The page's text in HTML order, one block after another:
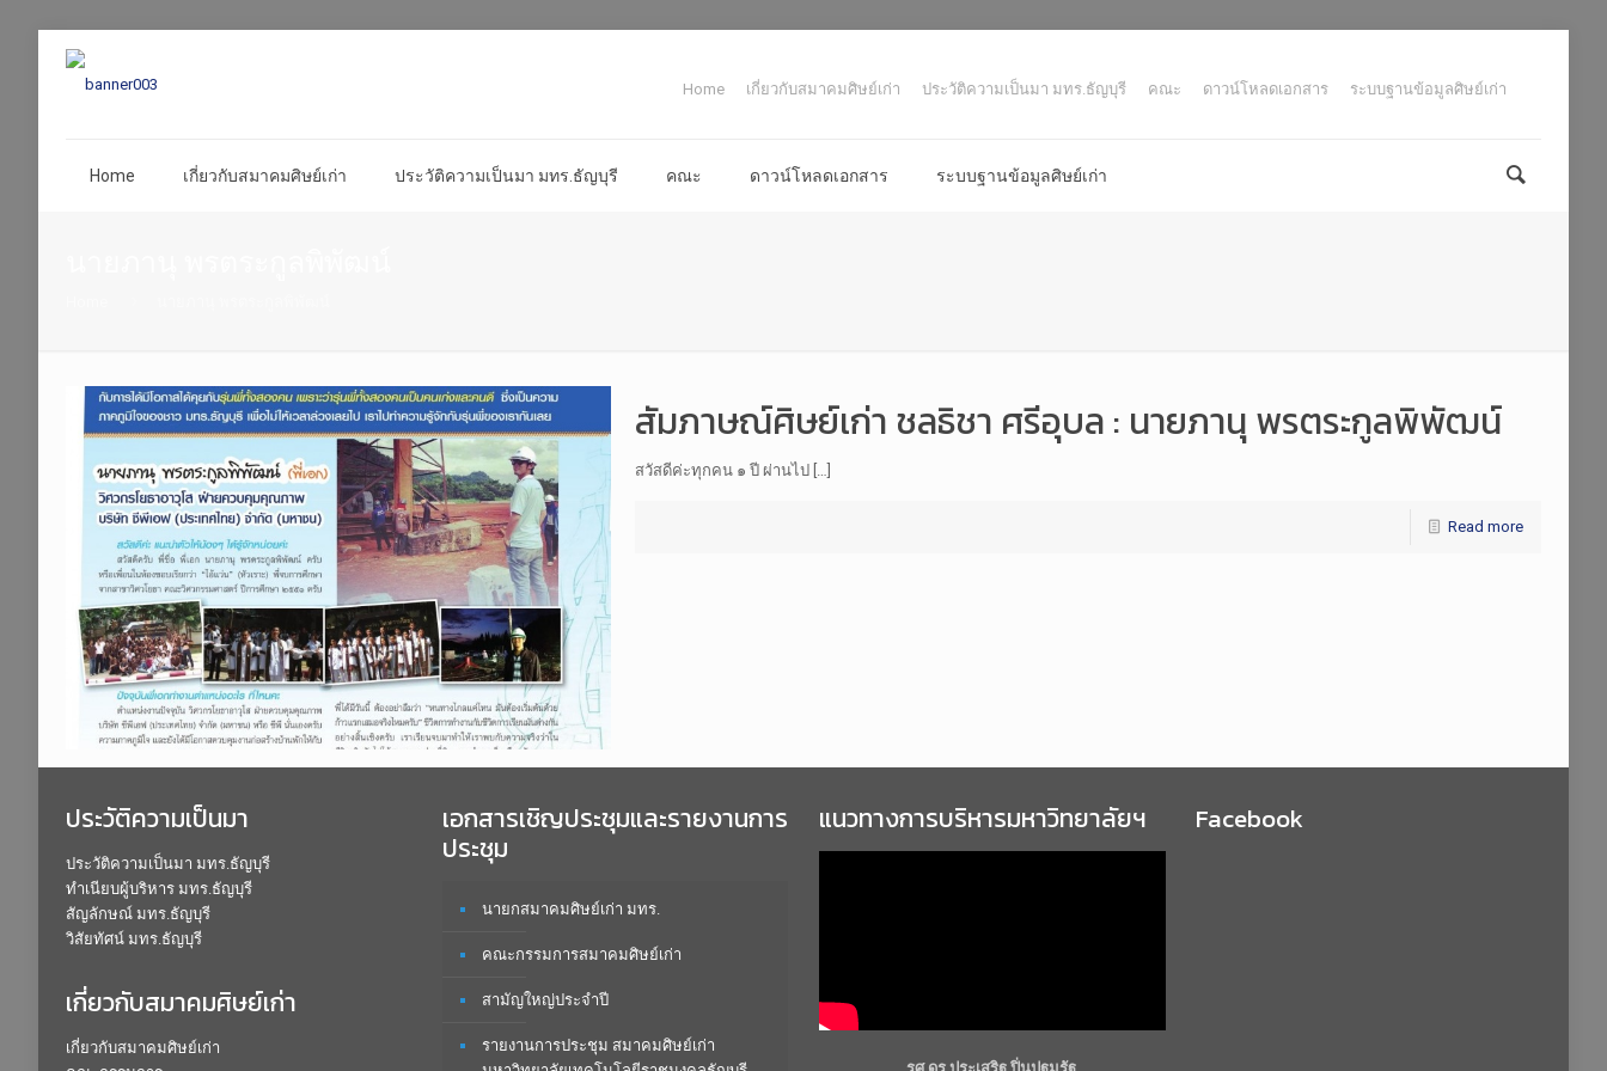
Home เกี่ยวกับสมาคมศิษย์เก่า ประวัติความเป็นมา มทร.ธัญบุรี คณะ ดาวน์โหลดเอกสาร ระบบฐานข้อมูลศิษย์เก่า
Home เกี่ยวกับสมาคมศิษย์เก่า ประวัติความเป็นมา มทร.ธัญบุรี คณะ ดาวน์โหลดเอกสาร ระบบฐานข้อมูลศิษย์เก่า
สัมภาษณ์ศิษย์เก่า ชลธิชา ศรีอุบล : นายภานุ พรตระกูลพิพัฒน์
สวัสดีค่ะทุกคน ๑ ปี ผ่านไป […]
Read more
ประวัติความเป็นมา
ประวัติความเป็นมา มทร.ธัญบุรี
ทำเนียบผู้บริหาร มทร.ธัญบุรี
สัญลักษณ์ มทร.ธัญบุรี
วิสัยทัศน์ มทร.ธัญบุรี
เกี่ยวกับสมาคมศิษย์เก่า
เกี่ยวกับสมาคมศิษย์เก่า
เอกสารเชิญประชุมและรายงานการ
ประชุม
นายกสมาคมศิษย์เก่า มทร.
คณะกรรมการสมาคมศิษย์เก่า
สามัญใหญ่ประจำปี
รายงานการประชุม สมาคมศิษย์เก่า
แนวทางการบริหารมหาวิทยาลัยฯ Facebook